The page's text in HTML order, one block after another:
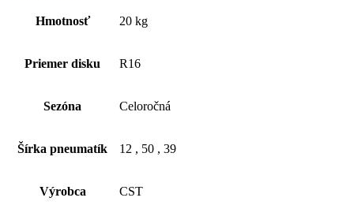
379.00€. 355.00€.
Hmotnosť 20 kg
Priemer disku R16
Sezóna Celoročná
Šírka pneumatík 12 , 50 , 39
Výrobca CST